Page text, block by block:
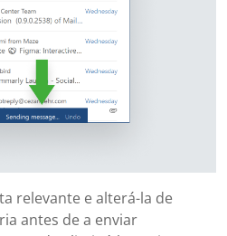
relevante e alterá-la de
antes de a enviar